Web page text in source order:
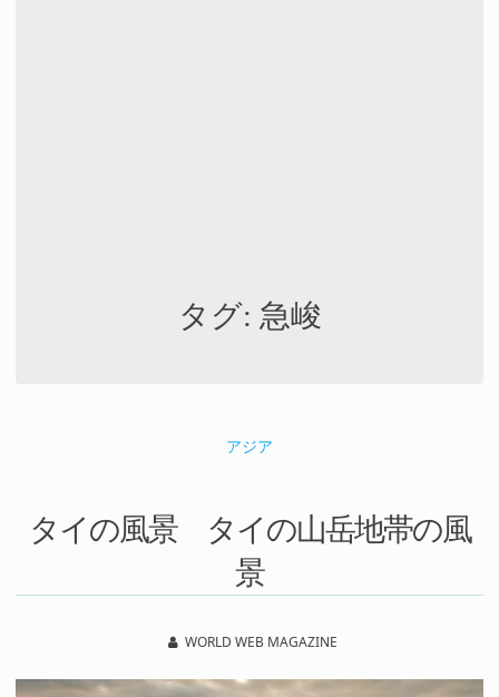
タグ: 急峻
アジア
タイの風景 タイの山岳地帯の風
景
WORLD WEB MAGAZINE